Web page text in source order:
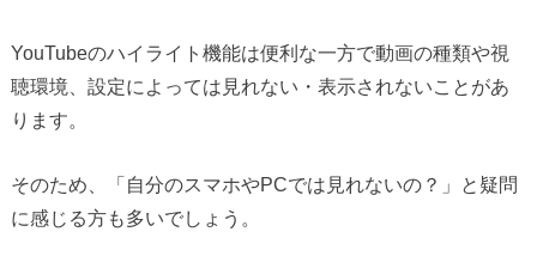
YouTubeのハイライト機能は便利な一方で動画の種類や視
聴環境、設定によっては見れない・表示されないことがあ
ります。
そのため、「自分のスマホやPCでは見れないの？」と疑問
に感じる方も多いでしょう。